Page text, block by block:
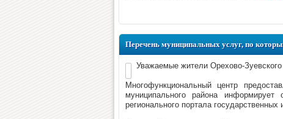
Перечень муниципальных услуг, по
Уважаемые жители Орехово-Зуевского
Многофункциональный центр
муниципального района информирует
регионального портала